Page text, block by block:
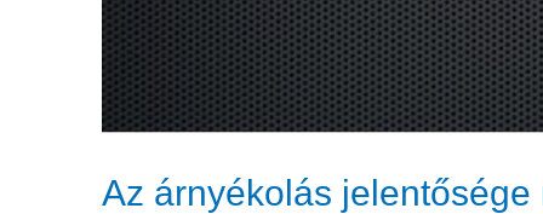
Az árnyékolás